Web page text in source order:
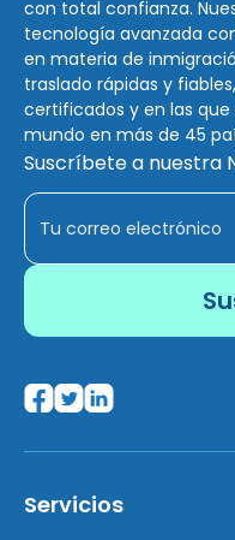
con total confianza.
tecnología avanzada
en materia de
traslado rápidas y
certificados y en las
mundo en más de 45
Suscríbete a nuestra
Servicios